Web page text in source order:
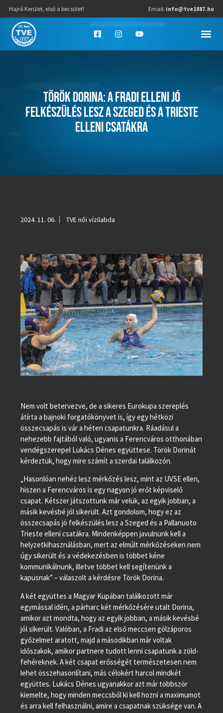
Hajrá Kerület, első a becsület! Email: info@tve1887.hu
TÖRÖK DORINA: A FRADI ELLENI JÓ
FELKÉSZÜLÉS LESZ A SZEGED ÉS A TRIESTE
ELLENI CSATÁKRA
2024. 11. 06. TVE női vízilabda
Nem volt betervezve, de a sikeres Eurokupa szereplés
átírta a bajnoki forgatókönyvet is, így egy hétközi
összecsapás is vár a héten csapatunkra. Ráadásul a
nehezebb fajtából való, ugyanis a Ferencváros otthonában
vendégszerepel Lukács Dénes együttese. Török Dorinát
kérdeztük, hogy mire számít a szerdai találkozón.
„Hasonlóan nehéz lesz mérkőzés lesz, mint az UVSE ellen,
hiszen a Ferencváros is egy nagyon jó erőt képviselő
csapat. Kétszer játszottunk már velük, az egyik jobban, a
másik kevésbé jól sikerült. Azt gondolom, hogy ez az
összecsapás jó felkészülés lesz a Szeged és a Pallanuoto
Trieste elleni csatákra. Mindenképpen javulnunk kell a
helyzetkihasználásban, mert az elmúlt mérkőzéseken nem
úgy sikerült és a védekezésben is többet kéne
kommunikálnunk, illetve többet kell segítenünk a
kapusnak” – válaszolt a kérdésre Török Dorina.
A két együttes a Magyar Kupában találkozott már
egymással idén, a párharc két mérkőzésére utalt Dorina,
amikor azt mondta, hogy az egyik jobban, a másik kevésbé
jól sikerült. Valóban, a Fradi az első meccsen gólzáporos
győzelmet aratott, majd a másodikban már voltak
időszakok, amikor partnere tudott lenni csapatunk a zöld-
fehéreknek. A két csapat erősségét természetesen nem
lehet összehasonlítani, más célokért harcol mindkét
együttes. Lukács Dénes ugyanakkor azt már többször
kiemelte, hogy minden meccsből ki kell hozni a maximumot
és arra kell felhasználni, amire a csapatnak szüksége van. A